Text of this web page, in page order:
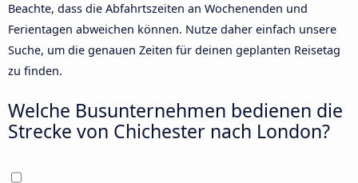
Beachte, dass die Abfahrtszeiten an Wochenenden und
Ferientagen abweichen können. Nutze daher einfach unsere
Suche, um die genauen Zeiten für deinen geplanten Reisetag
zu finden.
Welche Busunternehmen bedienen die
Strecke von Chichester nach London?